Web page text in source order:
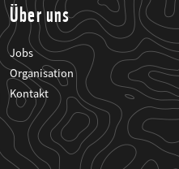
Über uns
Jobs
Organisation
Kontakt